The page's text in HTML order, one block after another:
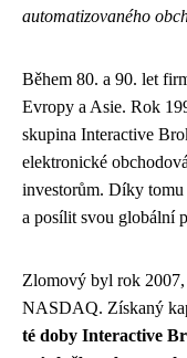
automatizovaného
Během 80. a 90. let
Evropy a Asie. Rok
skupina Interactive
elektronické
investorům. Díky
a posílit svou globální
Zlomový byl rok
NASDAQ. Získaný
té doby Interactive